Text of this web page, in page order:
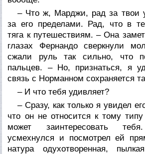
– Что ж, Марджи, рад за твои
за его пределами. Рад, что в
тяга к путешествиям. – Она
глазах Фернандо сверкнули
сжали руль так сильно, что
пальцев. – Но, признаться, я
связь с Норманном сохраняется
– И что тебя удивляет?
– Сразу, как только я увидел
что он не относится к тому
может заинтересовать
усмехнулся и посмотрел ей
натура одухотворенная,